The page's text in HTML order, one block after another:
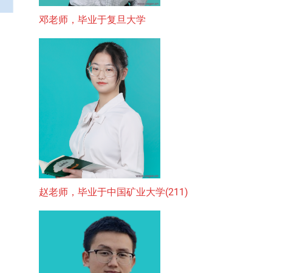
邓老师，毕业于复旦大学
赵老师，毕业于中国矿业大学(211)